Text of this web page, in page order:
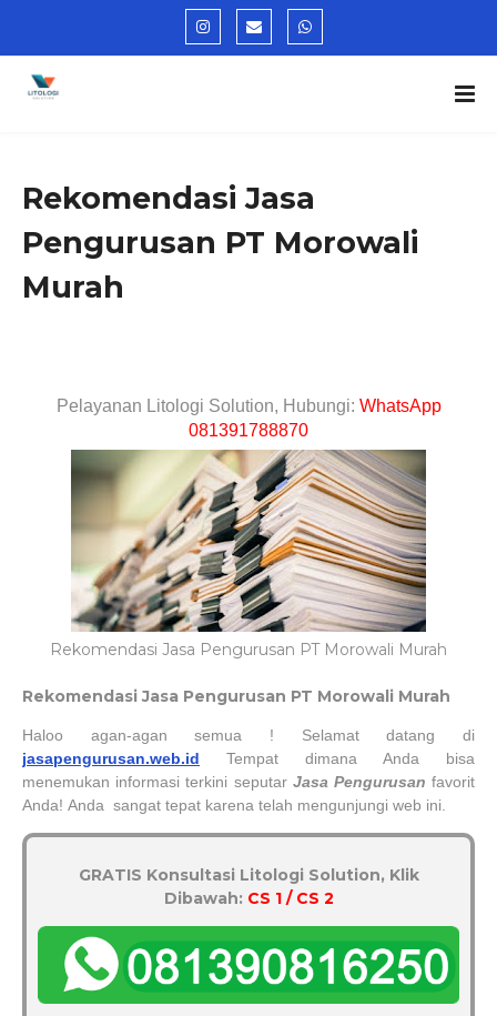
Rekomendasi Jasa
Pengurusan PT Morowali
Murah
Pelayanan Litologi Solution, Hubungi: WhatsApp
081391788870
Rekomendasi Jasa Pengurusan PT Morowali Murah
RekomendasiJasa Pengurusan PT Morowali Murah
Haloo agan-agan semua ! Selamat datang di
jasapengurusan.web.id Tempat dimana Anda bisa
menemukan informasi terkini seputar Jasa Pengurusan favorit
Anda! Anda sangat tepat karena telah mengunjungi web ini.
GRATIS Konsultasi Litologi Solution, Klik
Dibawah: CS 1 / CS 2